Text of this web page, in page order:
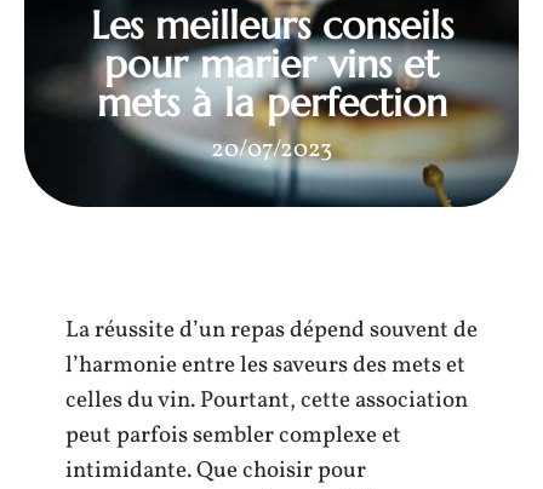
Les meilleurs conseils
pour marier vins et
mets à la perfection
20/07/2023
La réussite d’un repas dépend souvent de
l’harmonie entre les saveurs des mets et
celles du vin. Pourtant, cette association
peut parfois sembler complexe et
intimidante. Que choisir pour